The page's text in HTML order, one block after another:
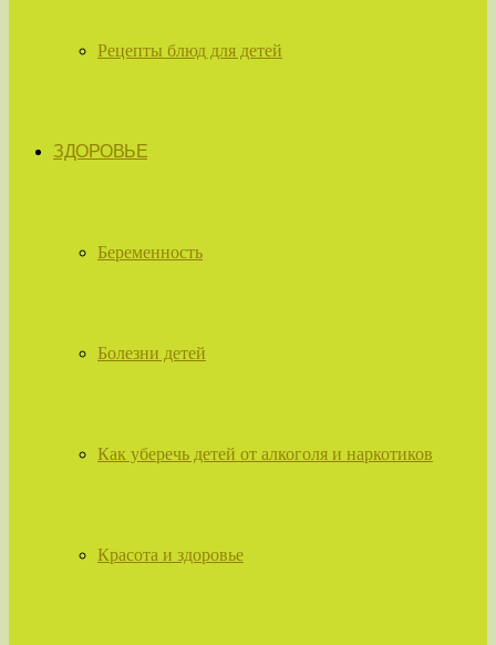
Рецепты блюд для детей
ЗДОРОВЬЕ
Беременность
Болезни детей
Как уберечь детей от алкоголя и наркотиков
Красота и здоровье